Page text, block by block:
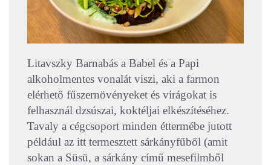
Litavszky Barnabás a Babel és a Papi
alkoholmentes vonalát viszi, aki a farmon
elérhető fűszernövényeket és virágokat is
felhasznál dzsúszai, koktéljai elkészítéséhez.
Tavaly a cégcsoport minden éttermébe jutott
például az itt termesztett sárkányfűből (amit
sokan a Süsü, a sárkány című mesefilmből